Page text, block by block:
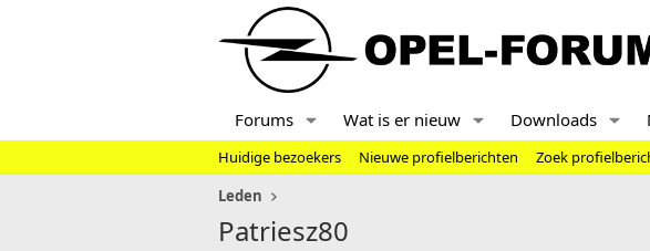
Forums Wat is er nieuw Downloads
Huidige bezoekers Nieuwe profielberichten
Zoek
Leden
Patriesz80